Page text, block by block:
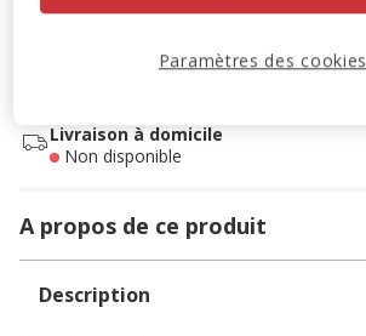
Voir la disponibilité en magasin
Retrait dans 2hOFFERT
Livraison à domicile
Non disponible
A propos de ce produit
Description
Paramètres des cookies